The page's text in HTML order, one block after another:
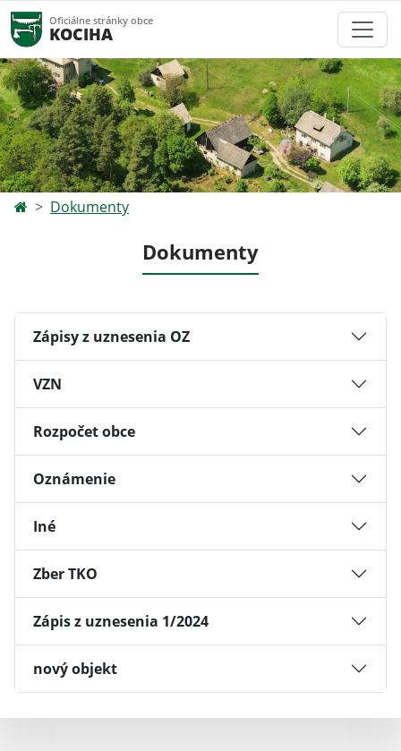
Oficiálne stránky obce
KOCIHA
Dokumenty
Dokumenty
Zápisy z uznesenia OZ
VZN
Rozpočet obce
Oznámenie
Iné
Zber TKO
Zápis z uznesenia 1/2024
nový objekt